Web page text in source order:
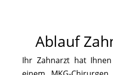
Ablauf
Ihr Zahnarzt hat